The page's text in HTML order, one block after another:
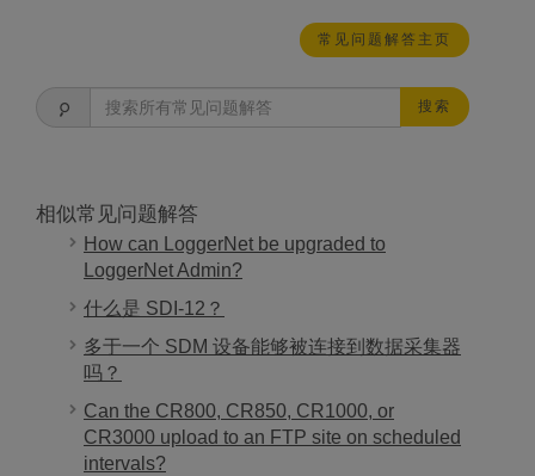
常见问题解答主页
搜索
相似常见问题解答
How can LoggerNet be upgraded to
LoggerNet Admin?
什么是 SDI-12？
多于一个 SDM 设备能够被连接到数据采集器
吗？
Can the CR800, CR850, CR1000, or
CR3000 upload to an FTP site on scheduled
intervals?